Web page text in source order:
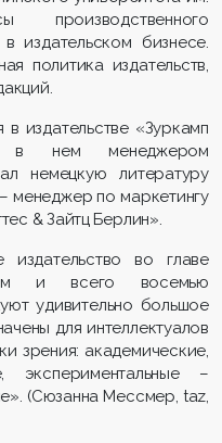
издательском бизнесе.
политика издательств,
издательстве «Зуркамп
в нем менеджером
немецкую литературу
менеджер по маркетингу
& Зайтц Берлин».
издательство во главе
и всего восемью
удивительно большое
для интеллектуалов
зрения: академические,
–
(Сюзанна Мессмер, taz,